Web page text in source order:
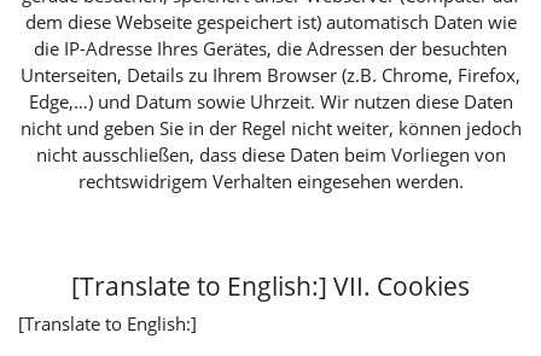
dem diese Webseite gespeichert ist) automatisch Daten wie
die IP-Adresse Ihres Gerätes, die Adressen der besuchten
Unterseiten, Details zu Ihrem Browser (z.B. Chrome, Firefox,
Edge,…) und Datum sowie Uhrzeit. Wir nutzen diese Daten
nicht und geben Sie in der Regel nicht weiter, können jedoch
nicht ausschließen, dass diese Daten beim Vorliegen von
rechtswidrigem Verhalten eingesehen werden.
[Translate to English:] VII. Cookies
[Translate to English:]